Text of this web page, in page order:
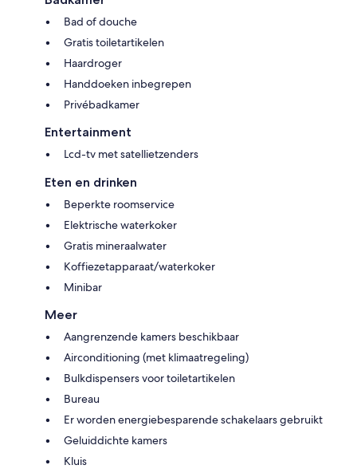
Bad of douche
Gratis toiletartikelen
Haardroger
Handdoeken inbegrepen
Privébadkamer
Entertainment
Lcd-tv met satellietzenders
Eten en drinken
Beperkte roomservice
Elektrische waterkoker
Gratis mineraalwater
Koffiezetapparaat/waterkoker
Minibar
Meer
Aangrenzende kamers beschikbaar
Airconditioning (met klimaatregeling)
Bulkdispensers voor toiletartikelen
Bureau
Er worden energiebesparende schakelaars gebruikt
Geluiddichte kamers
Kluis